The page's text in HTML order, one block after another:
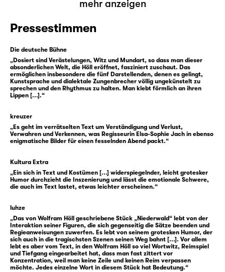
Herkunftsort der Verlorenen? Der Trauer
entgegenflüchten, sozusagen? In die
Schweizer Alpen, wo die Häuser, die Alten,
die Felder die Erinnerung an die Verlorene
bewahren, so wie sie überhaupt
verschiedene Zeitschichten in sich tragen?
Wo die letzten alternden Einwohner in den
Nischen des Berges hocken, wie ihre Häuser,
Lärchenholz, misstrauisch alles Neue an sich
abgleiten lassend? Wo den Verstorbenen ein
Platz vor dem Hauseingang freigehalten
„Gratzug“ vorbeikommen?
Gute Idee oder nicht, jedenfalls tritt das
trauernde Trio aus Wolfram Hölls neuestem
Stück diese Reise an und wirft sich in eine
geballte Fremdheitserfahrung, in der
sprachliche Hürden noch die kleinsten
Hindernisse sind. Ganz verloren der Vater,
der nicht nur dem Dorfbewusstsein beweisen
mehr anzeigen
Pressestimmen
Die deutsche Bühne
„Dosiert sind Verästelungen, Witz und Mundart, so dass man dieser
absonderlichen Welt, die Höll eröffnet, fasziniert zuschaut. Das
ermöglichen insbesondere die fünf Darstellenden, denen es gelingt,
Kunstsprache und dialektale Zungenbrecher völlig ungekünstelt zu
sprechen und den Rhythmus zu halten. Man klebt förmlich an ihren
Lippen [...].“
kreuzer
„Es geht im verrätselten Text um Verständigung und Verlust,
Verwahren und Verkennen, was Regisseurin Elsa-Sophie Jach in ebenso
enigmatische Bilder für einen fesselnden Abend packt.“
Kultura Extra
„Ein sich in Text und Kostümen [...] widerspiegelnder, leicht grotesker
Humor durchzieht die Inszenierung und lässt die emotionale Schwere,
die auch im Text lastet, etwas leichter erscheinen.“
luhze
„Das von Wolfram Höll geschriebene Stück „Niederwald“ lebt von der
Interaktion seiner Figuren, die sich gegenseitig die Sätze beenden und
Regieanweisungen zuwerfen. Es lebt von seinem grotesken Humor, der
sich auch in die tragischsten Szenen seinen Weg bahnt [...]. Vor allem
lebt es aber vom Text, in den Wolfram Höll so viel Wortwitz, Reimspiel
und Tiefgang eingearbeitet hat, dass man fast zittert vor
Konzentration, weil man keine Zeile und keinen Reim verpassen
möchte. Jedes einzelne Wort in diesem Stück hat Bedeutung.“